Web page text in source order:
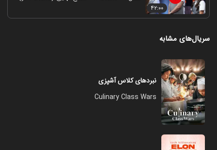
۴۲:۰۰
سریال‌های مشابه
نبردهای کلاس آشپزی
Culinary Class Wars